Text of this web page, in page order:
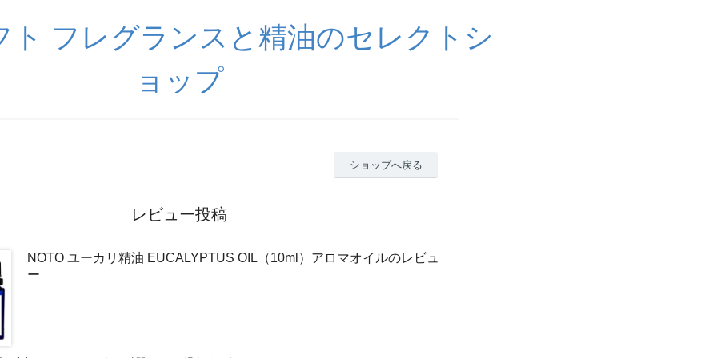
ト フレグランスと精油のセレクトシ
ョップ
ショップへ戻る
レビュー投稿
NOTO ユーカリ精油 EUCALYPTUS OIL（10ml）アロマオイルのレビュ
ー